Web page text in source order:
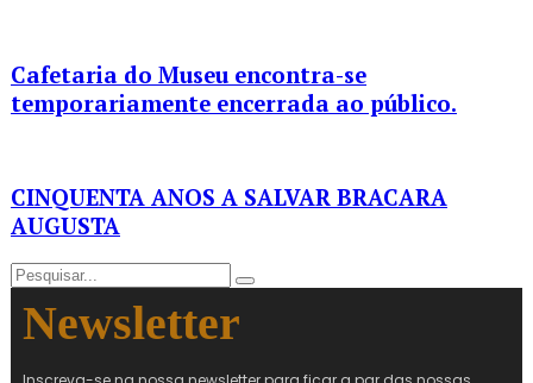
Cafetaria do Museu encontra-se
temporariamente encerrada ao público.
CINQUENTA ANOS A SALVAR BRACARA
AUGUSTA